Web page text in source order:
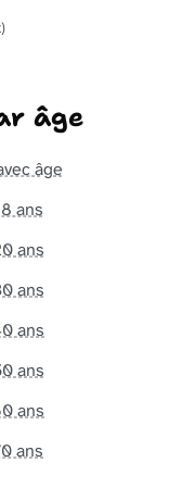
âge
âge
ans
ans
ans
ans
ans
ans
ans